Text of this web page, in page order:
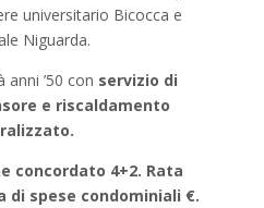
universitario Bicocca e
Niguarda.
’50 con servizio di
e riscaldamento
concordato 4+2. Rata
di spese condominiali €.